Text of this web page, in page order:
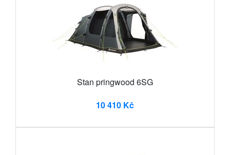
Stan pringwood 6SG
10 410 Kč